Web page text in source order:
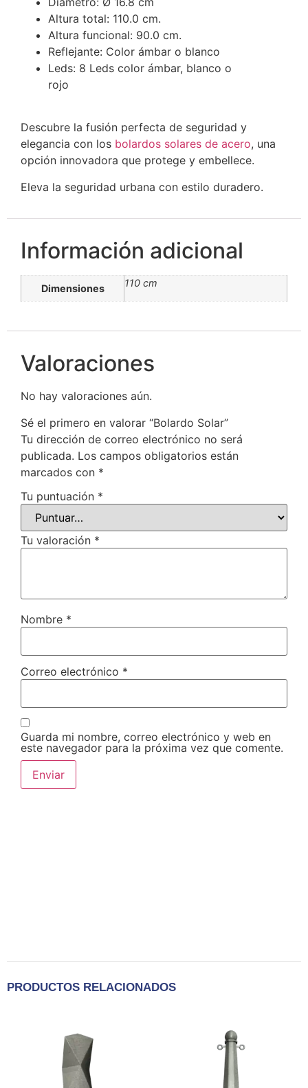
Altura total: 110.0 cm.
Altura funcional: 90.0 cm.
Reflejante: Color ámbar o blanco
Leds: 8 Leds color ámbar, blanco o
rojo
Descubre la fusión perfecta de seguridad y
elegancia con los bolardos solares de acero, una
opción innovadora que protege y embellece.
Eleva la seguridad urbana con estilo duradero.
Información adicional
Dimensiones 110 cm
Valoraciones
No hay valoraciones aún.
Sé el primero en valorar “Bolardo Solar”
Tu dirección de correo electrónico no será
publicada. Los campos obligatorios están
marcados con *
Tu puntuación *
Tu valoración *
Nombre *
Correo electrónico *
Guarda mi nombre, correo electrónico y web en
este navegador para la próxima vez que comente.
PRODUCTOS RELACIONADOS